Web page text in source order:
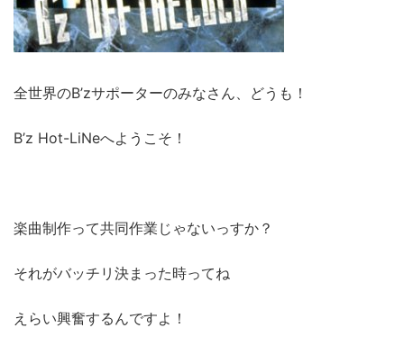
全世界のB’zサポーターのみなさん、どうも！
B’z Hot-LiNeへようこそ！
楽曲制作って共同作業じゃないっすか？
それがバッチリ決まった時ってね
えらい興奮するんですよ！